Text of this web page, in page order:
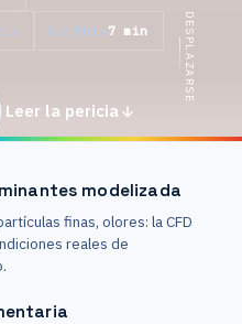
Lectura 7 min
Leer la pericia
DESPLAZARSE
modelizada
finas, olores: la CFD
reales de